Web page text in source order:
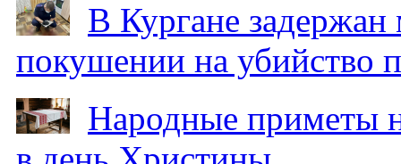
В Кургане
покушении на убийство
Народные приметы